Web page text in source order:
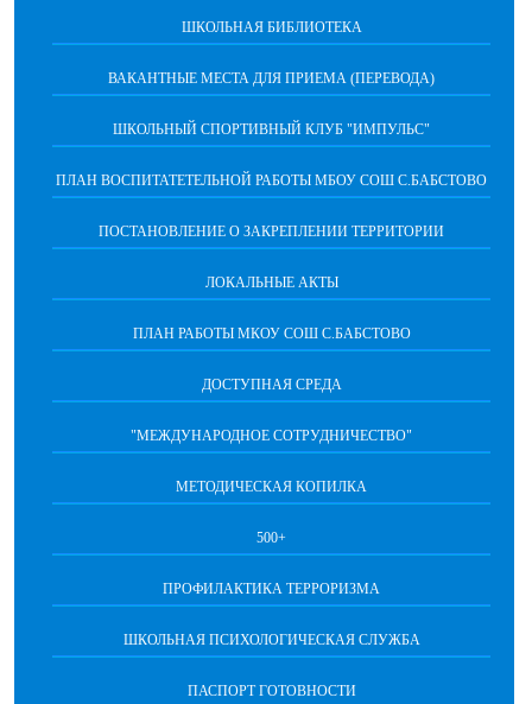
ШКОЛЬНАЯ БИБЛИОТЕКА
ВАКАНТНЫЕ МЕСТА ДЛЯ ПРИЕМА (ПЕРЕВОДА)
ШКОЛЬНЫЙ СПОРТИВНЫЙ КЛУБ "ИМПУЛЬС"
ПЛАН ВОСПИТАТЕТЕЛЬНОЙ РАБОТЫ МБОУ СОШ С.БАБСТОВО
ПОСТАНОВЛЕНИЕ О ЗАКРЕПЛЕНИИ ТЕРРИТОРИИ
ЛОКАЛЬНЫЕ АКТЫ
ПЛАН РАБОТЫ МКОУ СОШ С.БАБСТОВО
ДОСТУПНАЯ СРЕДА
"МЕЖДУНАРОДНОЕ СОТРУДНИЧЕСТВО"
МЕТОДИЧЕСКАЯ КОПИЛКА
500+
ПРОФИЛАКТИКА ТЕРРОРИЗМА
ШКОЛЬНАЯ ПСИХОЛОГИЧЕСКАЯ СЛУЖБА
ПАСПОРТ ГОТОВНОСТИ